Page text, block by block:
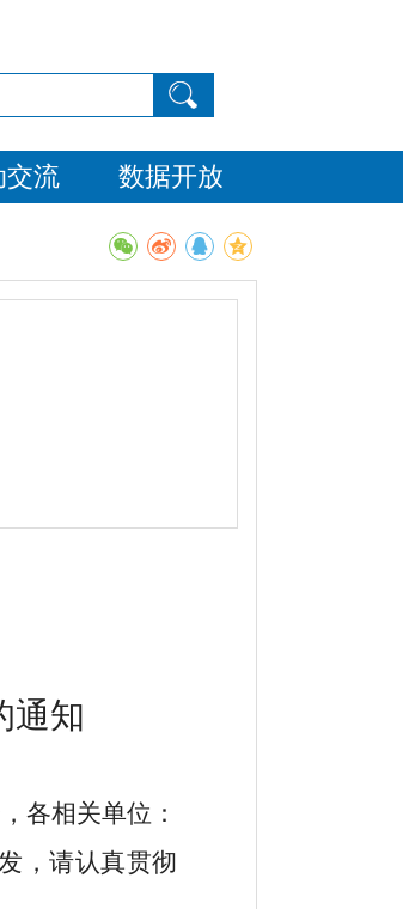
交流 数据开放
通知
各相关单位：
，请认真贯彻